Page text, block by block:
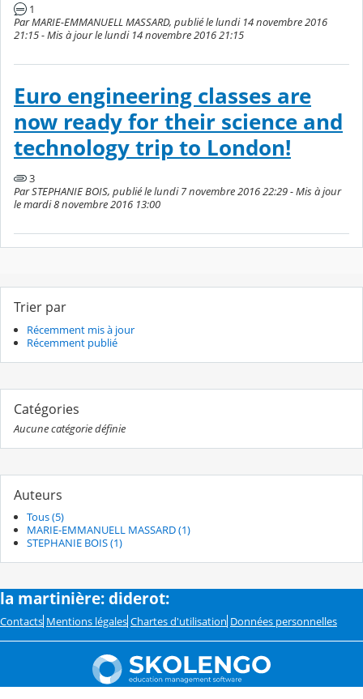
1
Par MARIE-EMMANUELL MASSARD, publié le lundi 14 novembre 2016
21:15 - Mis à jour le lundi 14 novembre 2016 21:15
Euro engineering classes are
now ready for their science and
technology trip to London!
3
Par STEPHANIE BOIS, publié le lundi 7 novembre 2016 22:29 - Mis à jour
le mardi 8 novembre 2016 13:00
Trier par
Récemment mis à jour
Récemment publié
Catégories
Aucune catégorie définie
Auteurs
Tous (5)
MARIE-EMMANUELL MASSARD (1)
STEPHANIE BOIS (1)
la martinière: diderot:
Contacts Mentions légales Chartes d'utilisation Données personnelles